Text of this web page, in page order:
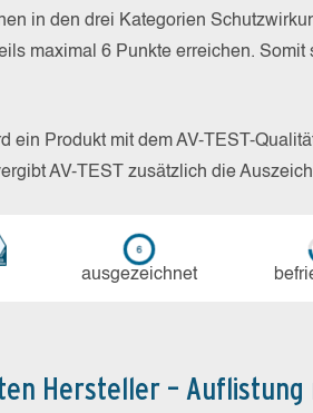
in den drei Kategorien
maximal 6 Punkte erreichen.
ein Produkt mit dem AV-TEST-
AV-TEST zusätzlich die
aus­ge­zeich­net
Hersteller – Auflistung